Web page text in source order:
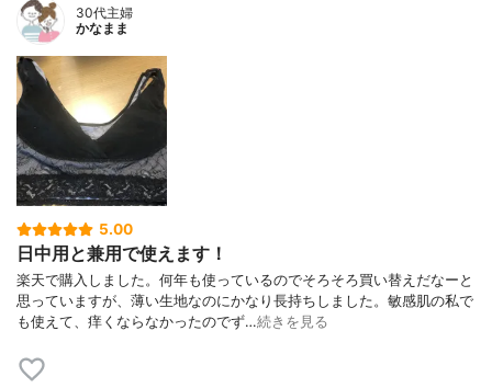
30代主婦
かなまま
5.00
日中用と兼用で使えます！
楽天で購入しました。何年も使っているのでそろそろ買い替えだなーと
思っていますが、薄い生地なのにかなり長持ちしました。敏感肌の私で
も使えて、痒くならなかったのでず…続きを見る